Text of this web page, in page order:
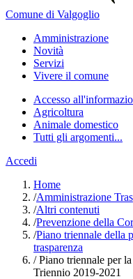
Comune di Valgoglio
Amministrazione
Novità
Servizi
Vivere il comune
Accesso
Agricoltura
Animale domestico
Tutti gli argomenti...
Accedi
Home
/Amministrazione
/Altri contenuti
/Prevenzione della
/Piano triennale della
trasparenza
/Piano triennale per
Triennio 2019-2021